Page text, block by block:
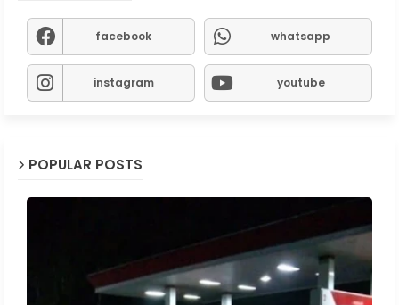
facebook whatsapp
instagram youtube
POPULAR POSTS